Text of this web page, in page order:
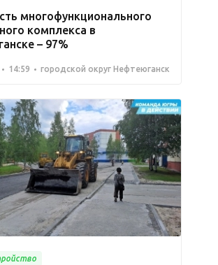
многофункционального
комплекса в
– 97%
14:59 городской округ Нефтеюганск